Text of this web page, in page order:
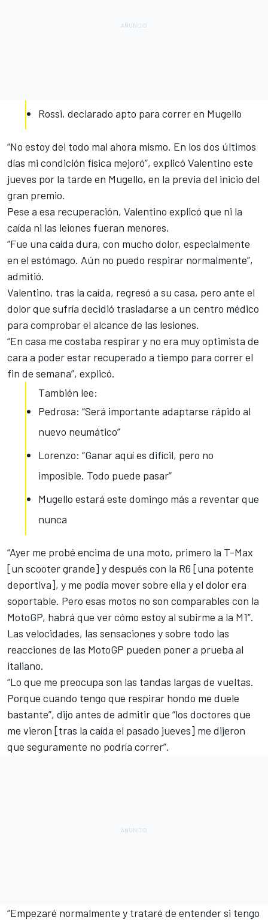
Rossi, declarado apto para correr en Mugello
“No estoy del todo mal ahora mismo. En los dos últimos
días mi condición física mejoró”, explicó Valentino este
jueves por la tarde en Mugello, en la previa del inicio del
gran premio.
Pese a esa recuperación, Valentino explicó que ni la
caída ni las leiones fueran menores.
“Fue una caída dura, con mucho dolor, especialmente
en el estómago. Aún no puedo respirar normalmente”,
admitió.
Valentino, tras la caída, regresó a su casa, pero ante el
dolor que sufría decidió trasladarse a un centro médico
para comprobar el alcance de las lesiones.
“En casa me costaba respirar y no era muy optimista de
cara a poder estar recuperado a tiempo para correr el
fin de semana”, explicó.
También lee:
Pedrosa: “Será importante adaptarse rápido al
nuevo neumático”
Lorenzo: “Ganar aquí es difícil, pero no
imposible. Todo puede pasar”
Mugello estará este domingo más a reventar que
nunca
“Ayer me probé encima de una moto, primero la T-Max
[un scooter grande] y después con la R6 [una potente
deportiva], y me podía mover sobre ella y el dolor era
soportable. Pero esas motos no son comparables con la
MotoGP, habrá que ver cómo estoy al subirme a la M1”.
Las velocidades, las sensaciones y sobre todo las
reacciones de las MotoGP pueden poner a prueba al
italiano.
“Lo que me preocupa son las tandas largas de vueltas.
Porque cuando tengo que respirar hondo me duele
bastante”, dijo antes de admitir que “los doctores que
me vieron [tras la caída el pasado jueves] me dijeron
que seguramente no podría correr”.
“Empezaré normalmente y trataré de entender si tengo